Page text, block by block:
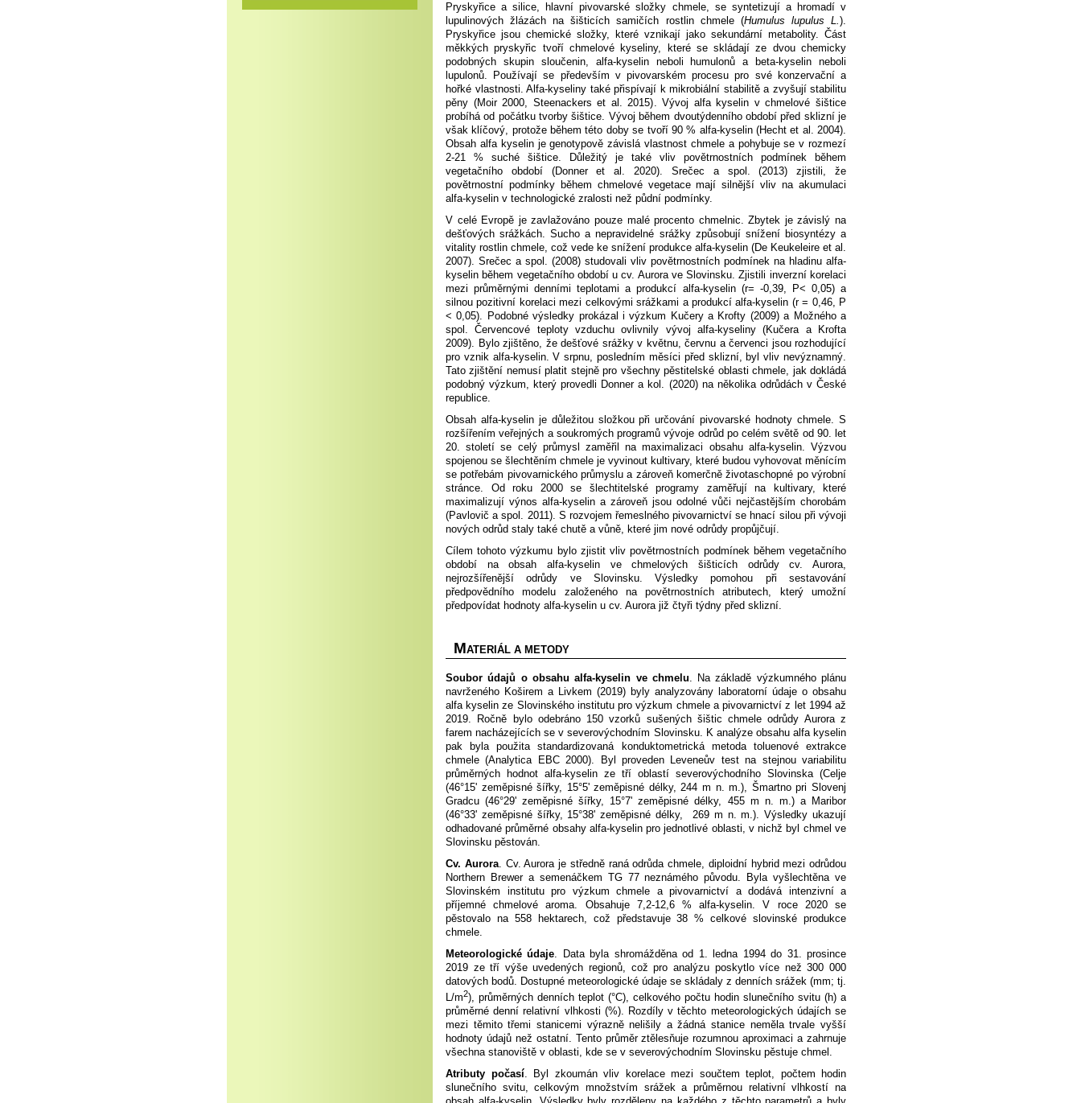
Pryskyřice a silice, hlavní pivovarské složky chmele, se syntetizují a hromadí v
lupulinových žlázách na šišticích samičích rostlin chmele (Humulus lupulus L.).
Pryskyřice jsou chemické složky, které vznikají jako sekundární metabolity. Část
měkkých pryskyřic tvoří chmelové kyseliny, které se skládají ze dvou chemicky
podobných skupin sloučenin, alfa-kyselin neboli humulonů a beta-kyselin neboli
lupulonů. Používají se především v pivovarském procesu pro své konzervační a
hořké vlastnosti. Alfa-kyseliny také přispívají k mikrobiální stabilitě a zvyšují stabilitu
pěny (Moir 2000, Steenackers et al. 2015). Vývoj alfa kyselin v chmelové šištice
probíhá od počátku tvorby šištice. Vývoj během dvoutýdenního období před sklizní je
však klíčový, protože během této doby se tvoří 90 % alfa-kyselin (Hecht et al. 2004).
Obsah alfa kyselin je genotypově závislá vlastnost chmele a pohybuje se v rozmezí
2-21 % suché šištice.
Důležitý je také vliv povětrnostních podmínek během
vegetačního období (Donner et al. 2020).
Srečec a spol.
(2013) zjistili, že
povětrnostní podmínky během chmelové vegetace mají silnější vliv na akumulaci
alfa-kyselin v technologické zralosti než půdní podmínky.
V celé Evropě je zavlažováno pouze malé procento chmelnic. Zbytek je závislý na
dešťových srážkách. Sucho a nepravidelné srážky způsobují snížení biosyntézy a
vitality rostlin chmele, což vede ke snížení produkce alfa-kyselin (De Keukeleire et al.
2007). Srečec a spol. (2008) studovali vliv povětrnostních podmínek na hladinu alfa-
kyselin během vegetačního období u cv. Aurora ve Slovinsku. Zjistili inverzní korelaci
mezi průměrnými denními teplotami a produkcí alfa-kyselin (r= -0,39, P< 0,05) a
silnou pozitivní korelaci mezi celkovými srážkami a produkcí alfa-kyselin (r = 0,46, P
< 0,05). Podobné výsledky prokázal i výzkum Kučery a Krofty (2009) a Možného a
spol. Červencové teploty vzduchu ovlivnily vývoj alfa-kyseliny (Kučera a Krofta
2009). Bylo zjištěno, že dešťové srážky v květnu, červnu a červenci jsou rozhodující
pro vznik alfa-kyselin. V srpnu, posledním měsíci před sklizní, byl vliv nevýznamný.
Tato zjištění nemusí platit stejně pro všechny pěstitelské oblasti chmele, jak dokládá
podobný výzkum, který provedli Donner a kol. (2020) na několika odrůdách v České
republice.
Obsah alfa-kyselin je důležitou složkou při určování pivovarské hodnoty chmele. S
rozšířením veřejných a soukromých programů vývoje odrůd po celém světě od 90. let
20. století se celý průmysl zaměřil na maximalizaci obsahu alfa-kyselin. Výzvou
spojenou se šlechtěním chmele je vyvinout kultivary, které budou vyhovovat měnícím
se potřebám pivovarnického průmyslu a zároveň komerčně životaschopné po výrobní
stránce. Od roku 2000 se šlechtitelské programy zaměřují na kultivary, které
maximalizují výnos alfa-kyselin a zároveň jsou odolné vůči nejčastějším chorobám
(Pavlovič a spol. 2011). S rozvojem řemeslného pivovarnictví se hnací silou při vývoji
nových odrůd staly také chutě a vůně, které jim nové odrůdy propůjčují.
Cílem tohoto výzkumu bylo zjistit vliv povětrnostních podmínek během vegetačního
období na obsah alfa-kyselin ve chmelových šišticích odrůdy cv. Aurora,
nejrozšířenější odrůdy ve Slovinsku. Výsledky pomohou při sestavování
předpovědního modelu založeného na povětrnostních atributech, který umožní
předpovídat hodnoty alfa-kyselin u cv. Aurora již čtyři týdny před sklizní.
MATERIÁL A METODY
Soubor údajů o obsahu alfa-kyselin ve chmelu. Na základě výzkumného plánu
navrženého Koširem a Livkem (2019) byly analyzovány laboratorní údaje o obsahu
alfa kyselin ze Slovinského institutu pro výzkum chmele a pivovarnictví z let 1994 až
2019. Ročně bylo odebráno 150 vzorků sušených šištic chmele odrůdy Aurora z
farem nacházejících se v severovýchodním Slovinsku. K analýze obsahu alfa kyselin
pak byla použita standardizovaná konduktometrická metoda toluenové extrakce
chmele (Analytica EBC 2000). Byl proveden Leveneův test na stejnou variabilitu
průměrných hodnot alfa-kyselin ze tří oblastí severovýchodního Slovinska (Celje
(46°15' zeměpisné šířky, 15°5' zeměpisné délky, 244 m n. m.), Šmartno pri Slovenj
Gradcu (46°29' zeměpisné šířky, 15°7' zeměpisné délky, 455 m n. m.) a Maribor
(46°33' zeměpisné šířky, 15°38' zeměpisné délky, 269 m n. m.). Výsledky ukazují
odhadované průměrné obsahy alfa-kyselin pro jednotlivé oblasti, v nichž byl chmel ve
Slovinsku pěstován.
Cv. Aurora. Cv. Aurora je středně raná odrůda chmele, diploidní hybrid mezi odrůdou
Northern Brewer a semenáčkem TG 77 neznámého původu. Byla vyšlechtěna ve
Slovinském institutu pro výzkum chmele a pivovarnictví a dodává intenzivní a
příjemné chmelové aroma. Obsahuje 7,2-12,6 % alfa-kyselin. V roce 2020 se
pěstovalo na 558 hektarech, což představuje 38 % celkové slovinské produkce
chmele.
Meteorologické údaje. Data byla shromážděna od 1. ledna 1994 do 31. prosince
2019 ze tří výše uvedených regionů, což pro analýzu poskytlo více než 300 000
datových bodů. Dostupné meteorologické údaje se skládaly z denních srážek (mm; tj.
L/m2), průměrných denních teplot (°C), celkového počtu hodin slunečního svitu (h) a
průměrné denní relativní vlhkosti (%). Rozdíly v těchto meteorologických údajích se
mezi těmito třemi stanicemi výrazně nelišily a žádná stanice neměla trvale vyšší
hodnoty údajů než ostatní. Tento průměr ztělesňuje rozumnou aproximaci a zahrnuje
všechna stanoviště v oblasti, kde se v severovýchodním Slovinsku pěstuje chmel.
Atributy počasí. Byl zkoumán vliv korelace mezi součtem teplot, počtem hodin
slunečního svitu, celkovým množstvím srážek a průměrnou relativní vlhkostí na